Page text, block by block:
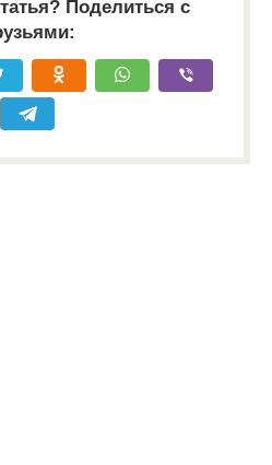
Поделиться с